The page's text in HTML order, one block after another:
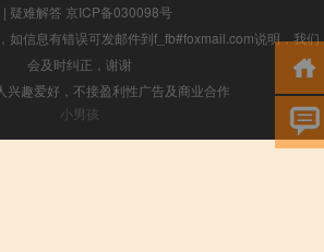
| 疑难解答 京ICP备030098号
如信息有错误可发邮件到f_fb#foxmail.com说明，我们
会及时纠正，谢谢
兴趣爱好，不接盈利性广告及商业合作
小男孩